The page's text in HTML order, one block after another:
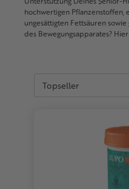
hochwertigen
ungesättigten Fettsäuren
des Bewegungsapparates?